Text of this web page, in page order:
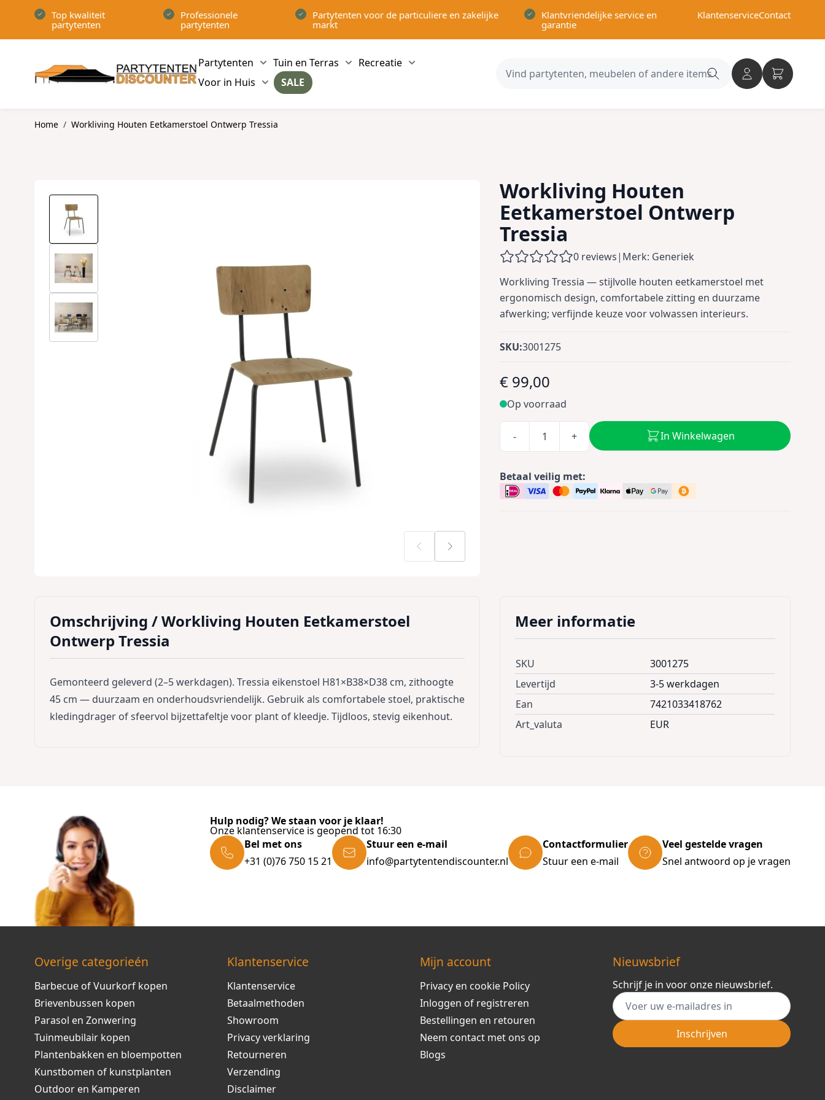
Top kwaliteit
partytenten
Professionele
partytenten
Partytenten voor de particuliere en zakelijke
markt
Klantvriendelijke service en
garantie
KlantenserviceContact
Partytenten
Show submenu for Partytenten category
Tuin en Terras
Show submenu for Tuin en Terras category
Recreatie
Show submenu for Recreatie category
Voor in Huis
Show submenu for Voor in Huis category
SALE
Search
Home / Workliving Houten Eetkamerstoel Ontwerp Tressia
Workliving Houten
Eetkamerstoel Ontwerp
Tressia
0 reviews| Merk: Generiek
Workliving Tressia — stijlvolle houten eetkamerstoel met
ergonomisch design, comfortabele zitting en duurzame
afwerking; verfijnde keuze voor volwassen interieurs.
SKU:3001275
€ 99,00
Op voorraad
- + In Winkelwagen
Betaal veilig met:
Omschrijving /Workliving Houten Eetkamerstoel
Ontwerp Tressia
Gemonteerd geleverd (2–5 werkdagen). Tressia eikenstoel H81×B38×D38 cm, zithoogte
45 cm — duurzaam en onderhoudsvriendelijk. Gebruik als comfortabele stoel, praktische
kledingdrager of sfeervol bijzettafeltje voor plant of kleedje. Tijdloos, stevig eikenhout.
Meer informatie
SKU
3001275
Levertijd
3-5 werkdagen
Ean
7421033418762
Art_valuta
EUR
Hulp nodig? We staan voor je klaar!
Onze klantenservice is geopend tot 16:30
Bel met ons
+31 (0)76 750 15 21
Stuur een e-mail
info@partytentendiscounter.nl
Contactformulier
Stuur een e-mail
Veel gestelde vragen
Snel antwoord op je vragen
Overige categorieén
Barbecue of Vuurkorf kopen
Brievenbussen kopen
Parasol en Zonwering
Tuinmeubilair kopen
Plantenbakken en bloempotten
Kunstbomen of kunstplanten
Outdoor en Kamperen
Klantenservice
Klantenservice
Betaalmethoden
Showroom
Privacy verklaring
Retourneren
Verzending
Disclaimer
Mijn account
Privacy en cookie Policy
Inloggen of registreren
Bestellingen en retouren
Neem contact met ons op
Blogs
Nieuwsbrief
Schrijf je in voor onze nieuwsbrief.
E-mail adres
Inschrijven